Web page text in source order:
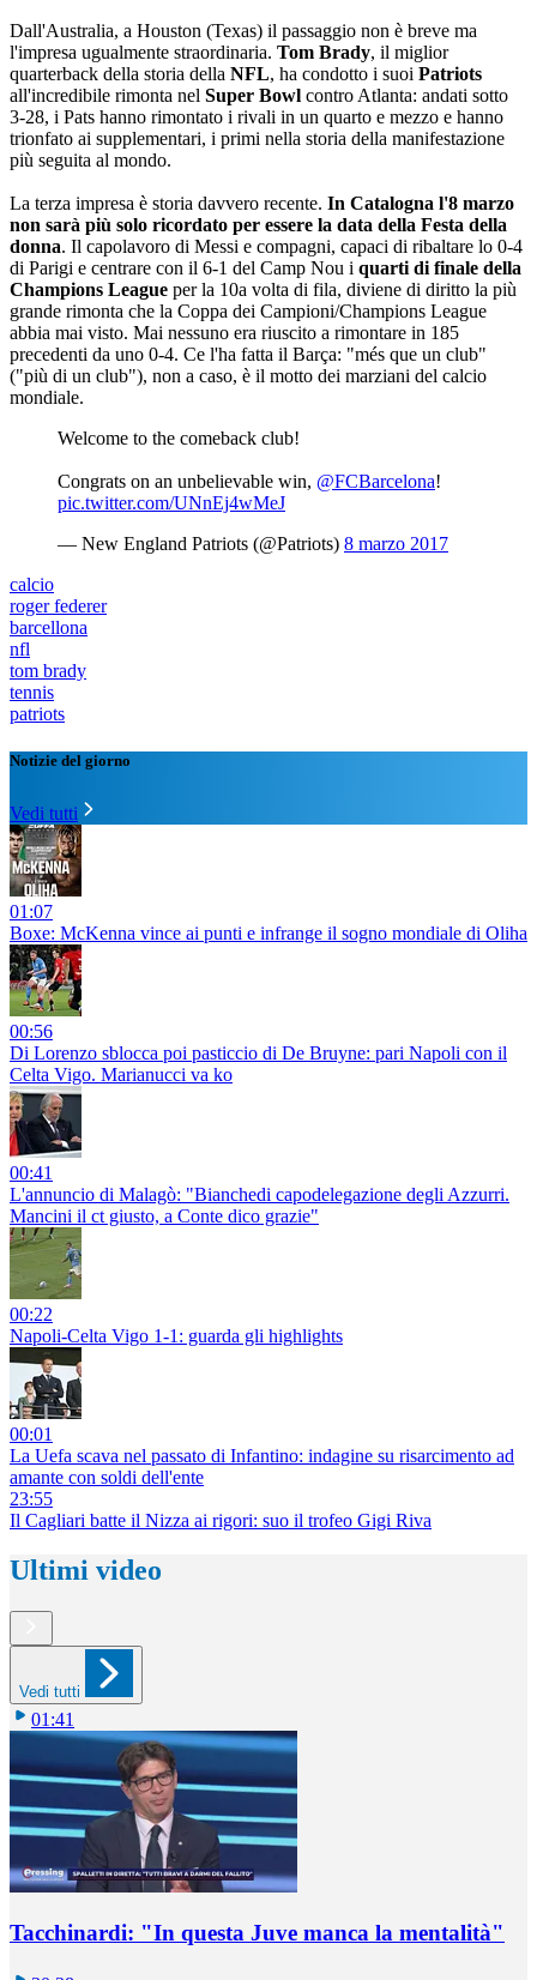
Dall'Australia, a Houston (Texas) il passaggio non è breve ma
l'impresa ugualmente straordinaria. Tom Brady, il miglior
quarterback della storia della NFL, ha condotto i suoi Patriots
all'incredibile rimonta nel Super Bowl contro Atlanta: andati sotto
3-28, i Pats hanno rimontato i rivali in un quarto e mezzo e hanno
trionfato ai supplementari, i primi nella storia della manifestazione
più seguita al mondo.
La terza impresa è storia davvero recente. In Catalogna l'8 marzo
non sarà più solo ricordato per essere la data della Festa della
donna. Il capolavoro di Messi e compagni, capaci di ribaltare lo 0-4
di Parigi e centrare con il 6-1 del Camp Nou i quarti di finale della
Champions League per la 10a volta di fila, diviene di diritto la più
grande rimonta che la Coppa dei Campioni/Champions League
abbia mai visto. Mai nessuno era riuscito a rimontare in 185
precedenti da uno 0-4. Ce l'ha fatta il Barça: "més que un club"
("più di un club"), non a caso, è il motto dei marziani del calcio
mondiale.
Welcome to the comeback club!
Congrats on an unbelievable win, @FCBarcelona!
pic.twitter.com/UNnEj4wMeJ
— New England Patriots (@Patriots) 8 marzo 2017
calcio
roger federer
barcellona
nfl
tom brady
tennis
patriots
Notizie del giorno
Vedi tutti
01:07
Boxe: McKenna vince ai punti e infrange il sogno mondiale di Oliha
00:56
Di Lorenzo sblocca poi pasticcio di De Bruyne: pari Napoli con il
Celta Vigo. Marianucci va ko
00:41
L'annuncio di Malagò: "Bianchedi capodelegazione degli Azzurri.
Mancini il ct giusto, a Conte dico grazie"
00:22
Napoli-Celta Vigo 1-1: guarda gli highlights
00:01
La Uefa scava nel passato di Infantino: indagine su risarcimento ad
amante con soldi dell'ente
23:55
Il Cagliari batte il Nizza ai rigori: suo il trofeo Gigi Riva
Ultimi video
Vedi tutti
01:41
Tacchinardi: "In questa Juve manca la mentalità"